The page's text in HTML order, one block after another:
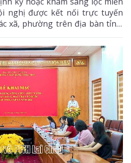
nghị được kết nối trực tuyến
xã, phường trên địa bàn tỉnh.
– Tỉnh ủy viên, Giám đốc Sở
đạo tỉnh chủ trì hội nghị. Dự
chí thành viên Ban Chỉ đạo